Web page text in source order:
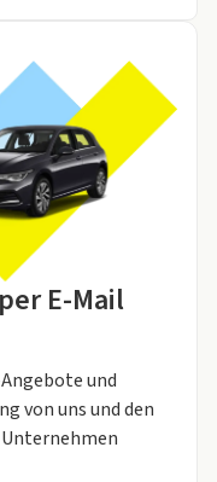
E-Mail
und
von uns und den